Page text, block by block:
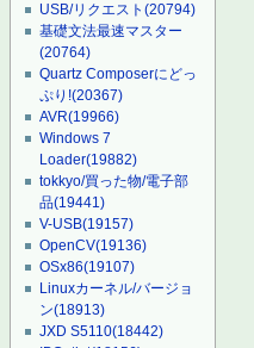
USB/リクエスト(20794)
基礎文法最速マスター
(20764)
Quartz Composerにどっ
ぷり!(20367)
AVR(19966)
Windows 7
Loader(19882)
tokkyo/買った物/電子部
品(19441)
V-USB(19157)
OpenCV(19136)
OSx86(19107)
Linuxカーネル/バージョ
ン(18913)
JXD S5110(18442)